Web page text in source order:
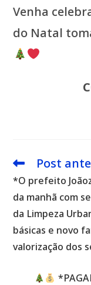
Venha
do Natal
Leia
artigos
Post
*O prefeito
da manhã com
da Limpeza
básicas e novo
valorização dos